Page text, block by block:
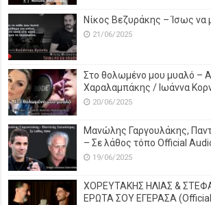
Νίκος Βεζυράκης – Ίσως να
21/06/2025
Στο θολωμένο μου μυαλό –
Χαραλαμπάκης / Ιωάννα
20/06/2025
Μανώλης Γαργουλάκης,
– Σε λάθος τόπο Official
19/06/2025
ΧΟΡΕΥΤΑΚΗΣ ΗΛΙΑΣ &
ΕΡΩΤΑ ΣΟΥ ΕΓΕΡΑΣΑ